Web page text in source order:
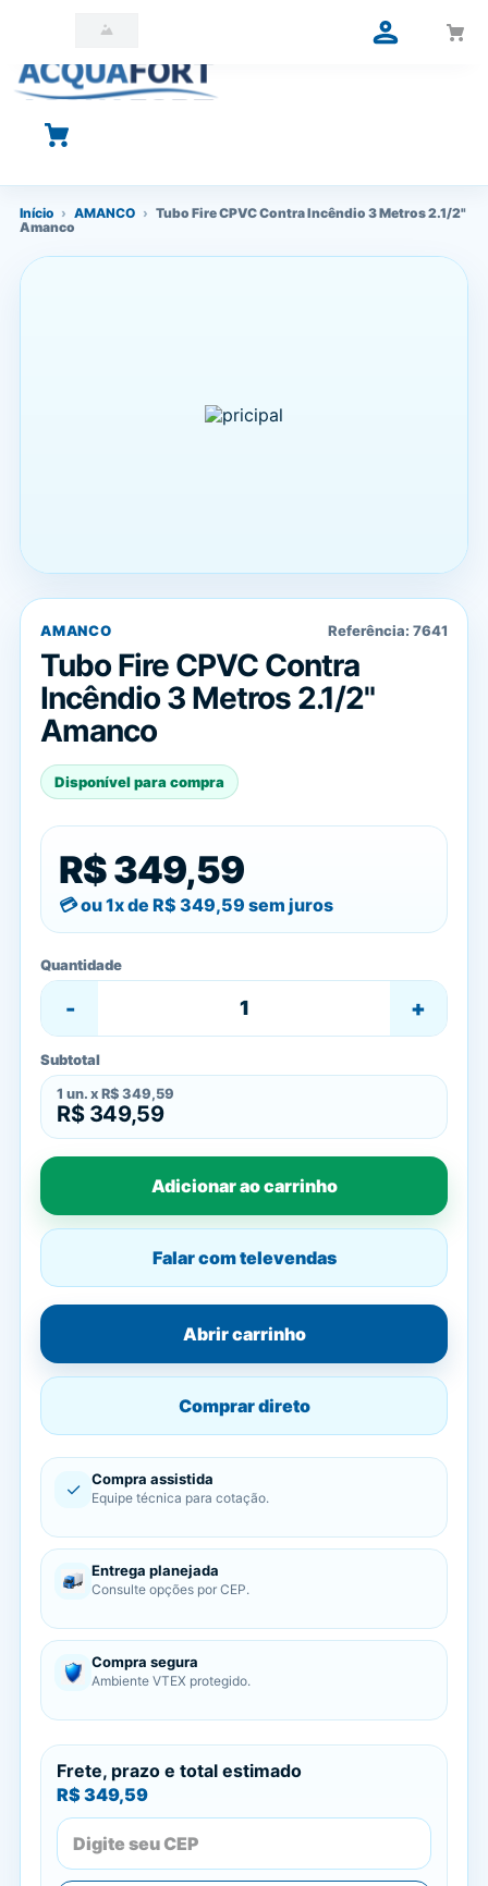
O que você está procurando?
Início › AMANCO › Tubo Fire CPVC Contra Incêndio 3 Metros 2.1/2"
Amanco
AMANCO Referência: 7641
Tubo Fire CPVC Contra
Incêndio 3 Metros 2.1/2"
Amanco
Disponível para compra
R$ 349,59
ou 1x de R$ 349,59 sem juros
Quantidade
- +
Subtotal
1 un. x R$ 349,59
R$ 349,59
Adicionar ao carrinho
Falar com televendas
Abrir carrinho
Comprar direto
✓ Compra assistida
Equipe técnica para cotação.
Entrega planejada
Consulte opções por CEP.
Compra segura
Ambiente VTEX protegido.
Frete, prazo e total estimado
R$ 349,59